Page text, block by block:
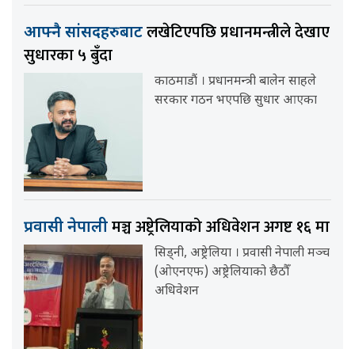
आफ्नै सांसदहरुबाटलखेटिएपछि प्रधानमन्त्रीले देखाए
सुधारका ५ बुँदा
काठमाडौं । प्रधानमन्त्री बालेन साहले
सरकार गठन भएपछि सुधार आएका
प्रवासी नेपालीमञ्च अष्ट्रेलियाको अधिवेशन अगष्ट १६ मा
सिड्नी, अष्ट्रेलिया । प्रवासी नेपाली मञ्च
(ओएनएफ) अष्ट्रेलियाको छैठौँ
अधिवेशन